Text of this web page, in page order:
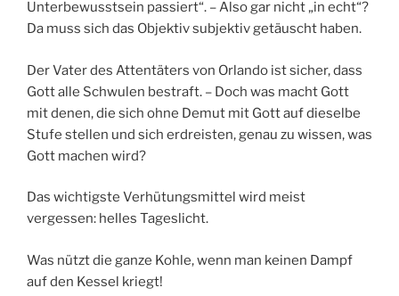
Unterbewusstsein passiert“. – Also gar nicht „in echt“?
Da muss sich das Objektiv subjektiv getäuscht haben.
Der Vater des Attentäters von Orlando ist sicher, dass
Gott alle Schwulen bestraft. – Doch was macht Gott
mit denen, die sich ohne Demut mit Gott auf dieselbe
Stufe stellen und sich erdreisten, genau zu wissen, was
Gott machen wird?
Das wichtigste Verhütungsmittel wird meist
vergessen: helles Tageslicht.
Was nützt die ganze Kohle, wenn man keinen Dampf
auf den Kessel kriegt!